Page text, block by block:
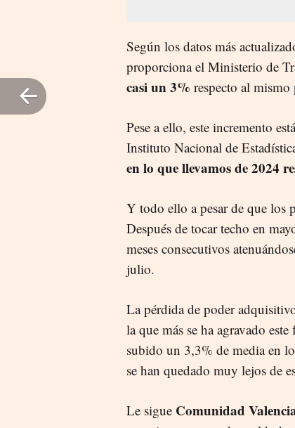
Según los datos más
proporciona el Ministerio de
casi un 3% respecto al
Pese a ello, este incremento
Instituto Nacional de
en lo que llevamos de 2024
Y todo ello a pesar de que los
Después de tocar techo en
meses consecutivos
julio.
La pérdida de poder
la que más se ha agravado este
subido un 3,3% de media en
se han quedado muy lejos de
Le sigue Comunidad